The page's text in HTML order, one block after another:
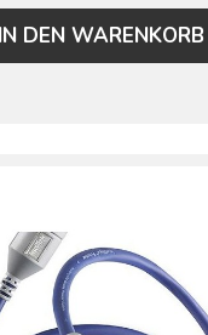
IN DEN WARENKORB